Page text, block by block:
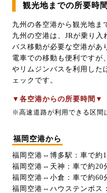
観光地までの所要時
九州の各空港から観光地ま
九州の空港は、JRが乗り
バス移動が必要な空港があ
電車での移動も便利ですが
やリムジンバスを利用した
ェックです。
▼各空港からの所要時間▼
※高速道路が利用できる区間
福岡空港から
福岡空港⇔博多駅：車で約
福岡空港⇔天神：車で約20
福岡空港⇔小倉：車で約60
福岡空港⇔ハウステンボス